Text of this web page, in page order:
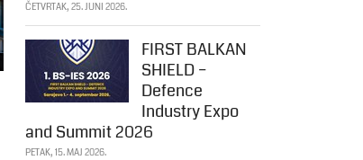
ČETVRTAK, 25. JUNI 2026.
FIRST BALKAN
SHIELD –
Defence
Industry Expo
and Summit 2026
PETAK, 15. MAJ 2026.